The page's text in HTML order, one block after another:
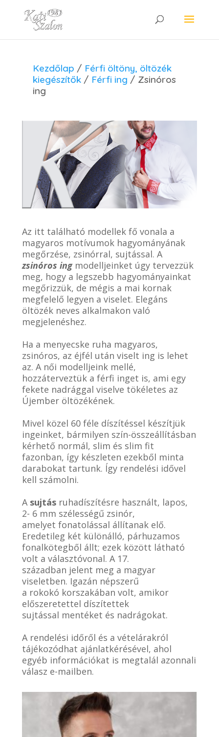
Kezdőlap / Férfi öltöny, öltözék
kiegészítők / Férfi ing / Zsinóros
ing
Az itt található modellek fő vonala a
magyaros motívumok hagyományának
megőrzése, zsinórral, sujtással. A
zsinóros ingmodelljeinket úgy tervezzük
meg, hogy a legszebb hagyományainkat
megőrizzük, de mégis a mai kornak
megfelelő legyen a viselet. Elegáns
öltözék neves alkalmakon való
megjelenéshez.
Ha a menyecske ruha magyaros,
zsinóros, az éjfél után viselt ing is lehet
az. A női modelljeink mellé,
hozzáterveztük a férfi inget is, ami egy
fekete nadrággal viselve tökéletes az
Újember öltözékének.
Mivel közel 60 féle díszítéssel készítjük
ingeinket, bármilyen szín-összeállításban
kérhető normál, slim és slim fit
fazonban, így készleten ezekből minta
darabokat tartunk. Így rendelési idővel
kell számolni.
A sujtás ruhadíszítésre használt, lapos,
2- 6 mm szélességű zsinór,
amelyet fonatolással állítanak elő.
Eredetileg két különálló, párhuzamos
fonalkötegből állt; ezek között látható
volt a választóvonal. A 17.
században jelent meg a magyar
viseletben. Igazán népszerű
a rokokó korszakában volt, amikor
előszeretettel díszítettek
sujtással mentéket és nadrágokat.
A rendelési időről és a vételárakról
tájékozódhat ajánlatkérésével, ahol
egyéb információkat is megtalál azonnali
válasz e-mailben.